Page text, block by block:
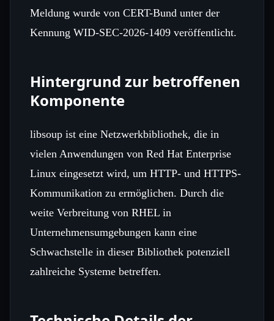
Meldung wurde von CERT-Bund unter der
Kennung WID-SEC-2026-1409 veröffentlicht.
Hintergrund zur betroffenen
Komponente
libsoup ist eine Netzwerkbibliothek, die in
vielen Anwendungen von Red Hat Enterprise
Linux eingesetzt wird, um HTTP- und HTTPS-
Kommunikation zu ermöglichen. Durch die
weite Verbreitung von RHEL in
Unternehmensumgebungen kann eine
Schwachstelle in dieser Bibliothek potenziell
zahlreiche Systeme betreffen.